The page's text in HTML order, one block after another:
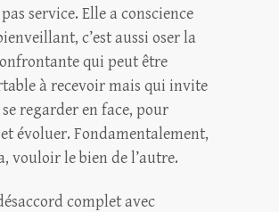
service. Elle a conscience
c’est aussi oser la
qui peut être
à recevoir mais qui invite
regarder en face, pour
évoluer. Fondamentalement,
vouloir le bien de l’autre.
complet avec